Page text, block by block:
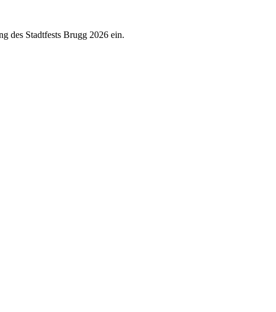
des Stadtfests Brugg 2026 ein.